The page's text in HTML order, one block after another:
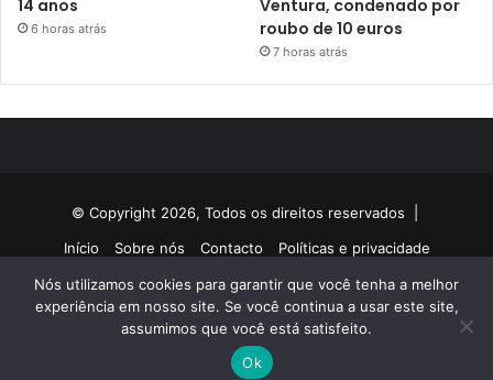
14 anos
6 horas atrás
Ventura, condenado por
roubo de 10 euros
7 horas atrás
© Copyright 2026, Todos os direitos reservados |
Início
Sobre nós Contacto Políticas e privacidade
Facebook
TwitterYouTubeInstagram
Nós utilizamos cookies para garantir que você tenha a melhor
experiência em nosso site. Se você continua a usar este site,
assumimos que você está satisfeito.
Ok